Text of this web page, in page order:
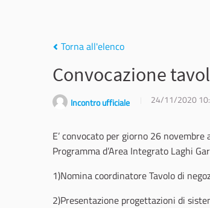
Torna all'elenco
Convocazione
Incontro ufficiale 24/11/2020
E’ convocato per giorno 26
Programma d’Area Integrato Laghi
1)Nomina coordinatore Tavolo di
2)Presentazione progettazioni di